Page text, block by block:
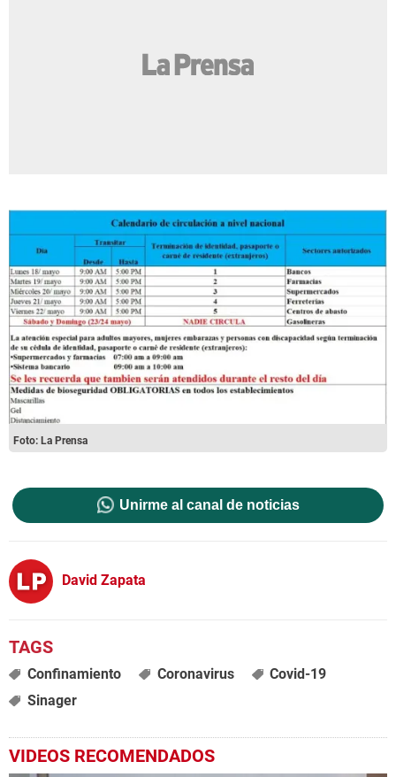
Foto: La Prensa
Unirme al canal de noticias
David Zapata
Confinamiento Coronavirus
Covid-19
Sinager
VIDEOS RECOMENDADOS